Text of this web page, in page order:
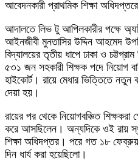
আবেদনকারী প্রাথমিক শিক্ষা
আদালতে লিভ টু আপিলকারীর পক্ষে
আইনজীবী মুনতাসির উদ্দিন আহমেদ
বিদ্যালয়ের তৃতীয় ধাপে ঢাকা ও
৫৩১ জন সহকারী শিক্ষক পদে নিয়োগ
হাইকোর্ট। রায়ে মেধার ভিত্তিতে
দেয়া হয়।
রায়ের পর থেকে নিয়োগবঞ্চিত শিক্ষকরা
করে আসছিলেন। অন্যদিকে ওই রায়
শিক্ষা অধিদপ্তর। পরে গত ১৮
দিন ধার্য করা হয়েছিলো।